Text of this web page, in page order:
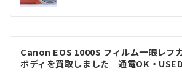
ナ
ビ
ゲCanon EOS 1000S フィルム一眼レフ
ボディを買取しました｜通電OK・USED